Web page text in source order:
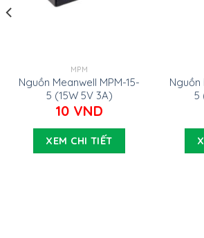
MPM
Nguồn Meanwell MPM-15-
5 (15W 5V 3A)
10 VND
XEM CHI TIẾT
Nguồn
5